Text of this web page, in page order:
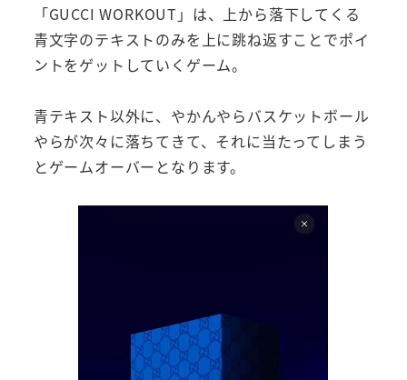
「GUCCI WORKOUT」は、上から落下してくる
青文字のテキストのみを上に跳ね返すことでポイ
ントをゲットしていくゲーム。
青テキスト以外に、やかんやらバスケットボール
やらが次々に落ちてきて、それに当たってしまう
とゲームオーバーとなります。